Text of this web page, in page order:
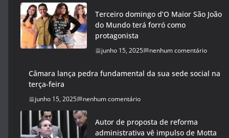
Terceiro domingo d’O Maior São João
do Mundo terá forró como
protagonista
junho 15, 2025 nenhum comentário
Câmara lança pedra fundamental da sua sede social na
terça-feira
junho 15, 2025 nenhum comentário
Autor de proposta de reforma
administrativa vê impulso de Motta